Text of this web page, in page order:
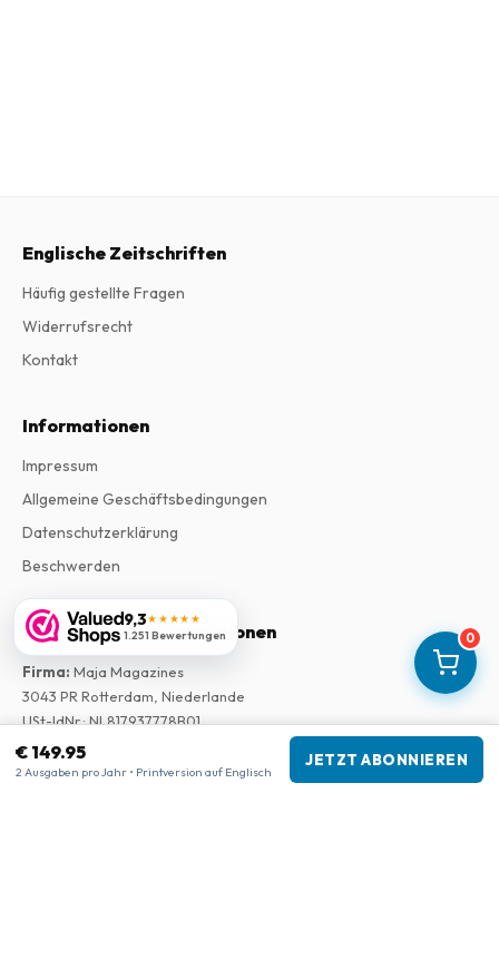
0
€ 149.95
2 Ausgaben pro Jahr • Printversion auf Englisch
JETZT ABONNIEREN
9,3★★★★★
1.251 Bewertungen
Englische Zeitschriften
Häufig gestellte Fragen
Widerrufsrecht
Kontakt
Informationen
Impressum
Allgemeine Geschäftsbedingungen
Datenschutzerklärung
Beschwerden
Unternehmensinformationen
Firma: Maja Magazines
3043 PR Rotterdam, Niederlande
USt-IdNr.:NL817937778B01
Handelskammer